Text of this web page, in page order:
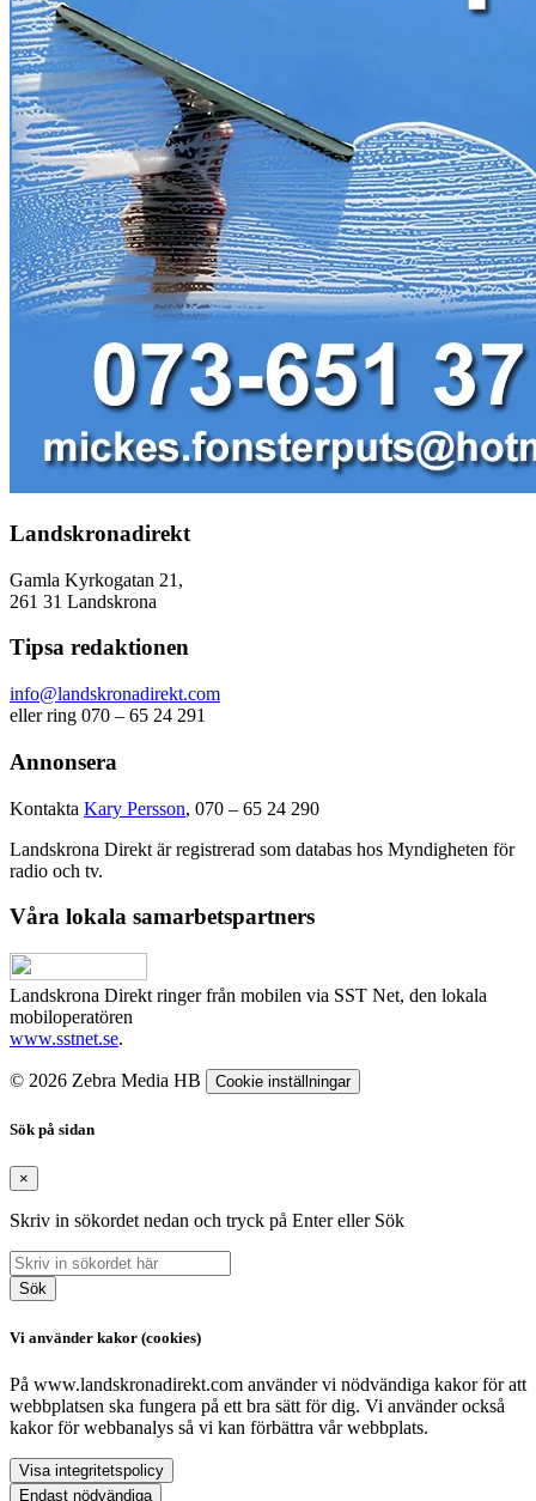
Landskronadirekt
Gamla Kyrkogatan 21,
261 31 Landskrona
Tipsa redaktionen
info@landskronadirekt.com
eller ring 070 – 65 24 291
Annonsera
Kontakta Kary Persson, 070 – 65 24 290
Landskrona Direkt är registrerad som databas hos Myndigheten för
radio och tv.
Våra lokala samarbetspartners
Landskrona Direkt ringer från mobilen via SST Net, den lokala
mobiloperatören
www.sstnet.se.
© 2026 Zebra Media HB Cookie inställningar
Sök på sidan
×
Skriv in sökordet nedan och tryck på Enter eller Sök
Sök
Vi använder kakor (cookies)
På www.landskronadirekt.com använder vi nödvändiga kakor för att
webbplatsen ska fungera på ett bra sätt för dig. Vi använder också
kakor för webbanalys så vi kan förbättra vår webbplats.
Visa integritetspolicy
Endast nödvändiga